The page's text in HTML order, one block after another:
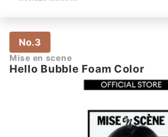
No.3
Mise en scene
Hello Bubble Foam Color